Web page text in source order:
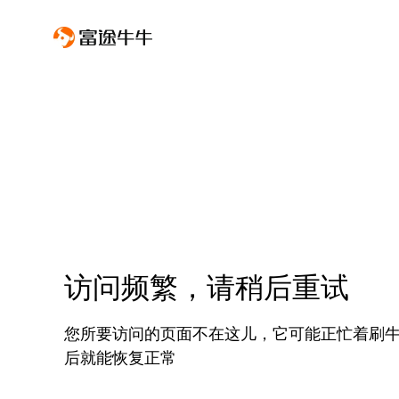
访问频繁，请稍后重试
您所要访问的页面不在这儿，它可能正忙着刷
后就能恢复正常